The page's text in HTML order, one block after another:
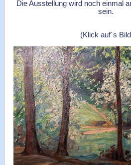
Die Ausstellung wird noch einmal
sein.
(Klick auf´s